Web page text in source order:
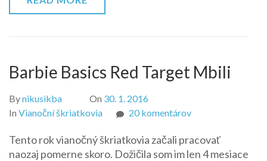
Barbie Basics Red Target Mbili
Bynikusikba On 30. 1. 2016
In Vianoční škriatkovia 20 komentárovna
Basics
Red
Tento rok vianočný škriatkovia začali pracovať
naozaj pomerne skoro. Dožičila som im len 4 mesiace